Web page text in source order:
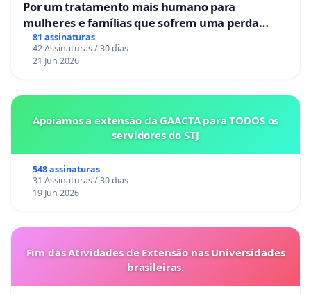
Por um tratamento mais humano para
mulheres e famílias que sofrem uma perda
gestacional nos hospitais portugueses
81 assinaturas
42 Assinaturas / 30 dias
21 Jun 2026
Apoiamos a extensão da GAACTA para TODOS os
servidores do STJ
548 assinaturas
31 Assinaturas / 30 dias
19 Jun 2026
Fim das Atividades de Extensão nas Universidades
brasileiras.